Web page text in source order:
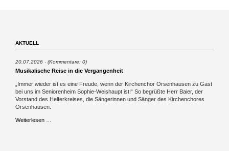
AKTUELL
20.07.2026 (Kommentare: 0)
Musikalische Reise in die Vergangenheit
„Immer wieder ist es eine Freude, wenn der Kirchenchor Orsenhausen zu Gast
bei uns im Seniorenheim Sophie-Weishaupt ist!“ So begrüßte Herr Baier, der
Vorstand des Helferkreises, die Sängerinnen und Sänger des Kirchenchores
Orsenhausen.
Weiterlesen …